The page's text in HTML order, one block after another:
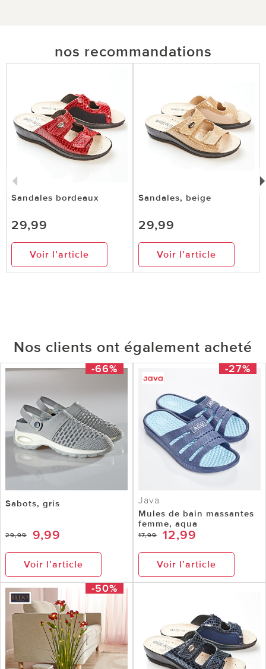
nos recommandations
Sandales bordeaux
29,99
Voir l’article
Sandales, beige
29,99
Voir l’article
Nos clients ont également acheté
-66%
Sabots, gris
29,99 9,99
Voir l’article
-27%
Java
Mules de bain massantes
femme, aqua
17,99 12,99
Voir l’article
-50%